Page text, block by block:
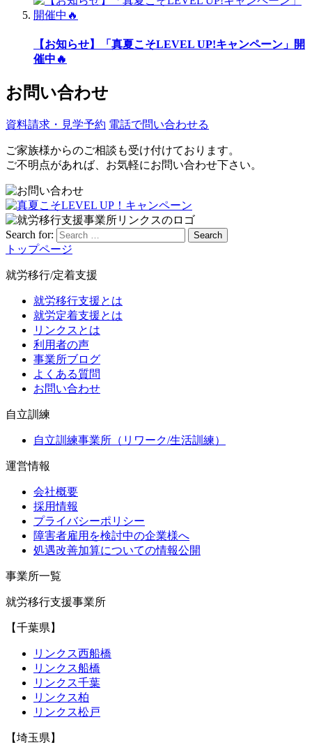
【お知らせ】「真夏こそLEVEL UP!キャンペーン」開
催中🔥
お問い合わせ
資料請求・見学予約 電話で問い合わせる
ご家族様からのご相談も受け付けております。
ご不明点があれば、お気軽にお問い合わせ下さい。
Search for: Search
トップページ
就労移行/定着支援
就労移行支援とは
就労定着支援とは
リンクスとは
利用者の声
事業所ブログ
よくある質問
お問い合わせ
自立訓練
自立訓練事業所（リワーク/生活訓練）
運営情報
会社概要
採用情報
プライバシーポリシー
障害者雇用を検討中の企業様へ
処遇改善加算についての情報公開
事業所一覧
就労移行支援事業所
【千葉県】
リンクス西船橋
リンクス船橋
リンクス千葉
リンクス柏
リンクス松戸
【埼玉県】